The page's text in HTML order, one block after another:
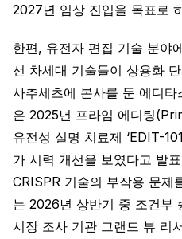
2027년 임상 진입을 목표로
한편, 유전자 편집 기술 분야
선 차세대 기술들이 상용화
사추세츠에 본사를 둔 에디
은 2025년 프라임 에디팅
유전성 실명 치료제 ‘EDIT-
가 시력 개선을 보였다고 발
CRISPR 기술의 부작용 문제
는 2026년 상반기 중 조건부
시장 조사 기관 그랜드 뷰 리